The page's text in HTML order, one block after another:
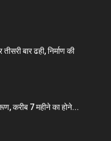
तीसरी बार ढही, निर्माण की
करीब 7 महीने का होने...